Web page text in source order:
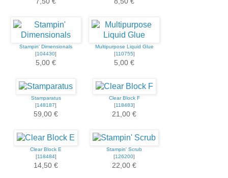
Stampin' Dimensionals
[104430]
5,00 €
Multipurpose Liquid Glue
[110755]
5,00 €
Stamparatus
[148187]
59,00 €
Clear Block F
[118483]
21,00 €
Clear Block E
[118484]
14,50 €
Stampin' Scrub
[126200]
22,00 €